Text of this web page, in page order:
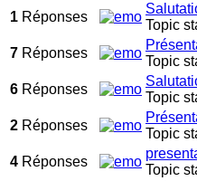
1 Réponses
Topic
7 Réponses
Topic
6 Réponses
Topic
2 Réponses
Topic
4 Réponses
Topic